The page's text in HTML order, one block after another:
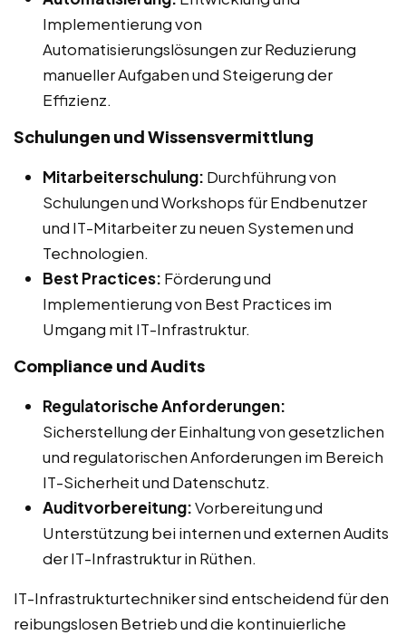
Implementierung von
Automatisierungslösungen zur Reduzierung
manueller Aufgaben und Steigerung der
Effizienz.
Schulungen und Wissensvermittlung
Mitarbeiterschulung: Durchführung von
Schulungen und Workshops für Endbenutzer
und IT-Mitarbeiter zu neuen Systemen und
Technologien.
Best Practices: Förderung und
Implementierung von Best Practices im
Umgang mit IT-Infrastruktur.
Compliance und Audits
Regulatorische Anforderungen:
Sicherstellung der Einhaltung von gesetzlichen
und regulatorischen Anforderungen im Bereich
IT-Sicherheit und Datenschutz.
Auditvorbereitung:Vorbereitung und
Unterstützung bei internen und externen Audits
der IT-Infrastruktur in Rüthen.
IT-Infrastrukturtechniker sind entscheidend für den
reibungslosen Betrieb und die kontinuierliche